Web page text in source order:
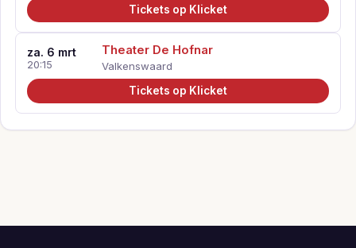
Tickets op Klicket
za. 6 mrt
20:15
Theater De Hofnar
Valkenswaard
Tickets op Klicket